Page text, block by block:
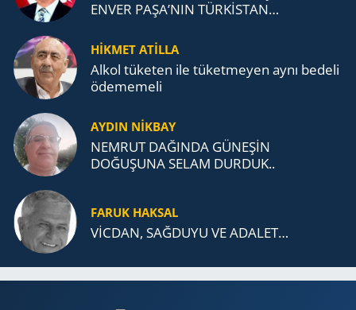
ENVER PAŞA’NIN TÜRKİSTAN
TEŞKİLATI’NA UZANAN MİRASI
HİKMET ATİLLA
Alkol tü­ke­ten ile tü­ket­me­yen aynı be­de­li
öde­me­me­li
AYDIN NİKBAY
NEMRUT DAĞINDA GÜNEŞİN
DOĞUŞUNA SELAM DURDUK..
FARUK HAKSAL
VİCDAN, SAĞ­DU­YU VE ADA­LET…